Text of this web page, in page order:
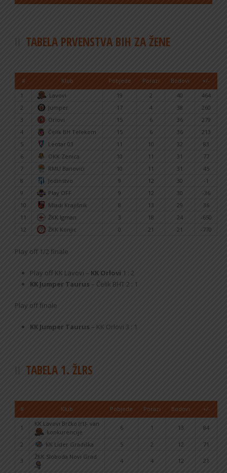
TABELA PRVENSTVA BIH ZA ŽENE
# Klub Pobjede Porazi Bodovi
+/-
1
Lavovi 19 2 40
464
2
Jumper 17 4 38
260
3
Orlovi 15 6 36
279
4
Čelik BH Telekom 15 6 36
213
5
Leotar 03 11 10 32
83
6
OKK Zenica 10 11 31
77
7
RMU Banovići 10 11 31
45
8
Jedinstvo 9 12 30
-1
9
Play OFF 9 12 30
-36
10
Mladi Krajišnik 8 13 29
36
11
ŽKK Igman 3 18 24
-650
12
ŽKK Konjic 0 21 21 -770
Play off 1/2 finale
Play off KK Lavovi – KK Orlovi 1 : 2
KK Jumper Taurus – Čelik BHT 2 : 1
Play off finale
KK Jumper Taurus – KK Orlovi 3 : 1
TABELA 1. ŽLRS
# Klub Pobjede Porazi Bodovi +/-
1
KK Lavovi Brčko (rt)- van
konkurencije
6 1 13 84
2 KK Lider Gradiška 5 2 12 71
3
ŽKK Sloboda Novi Grad
4 4 12 21